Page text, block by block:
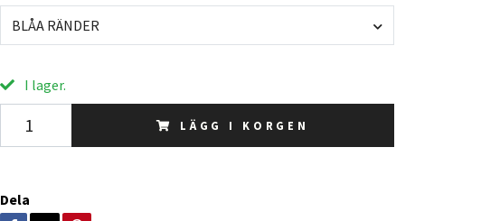
BLÅA RÄNDER
I lager.
LÄGG I KORGEN
Dela